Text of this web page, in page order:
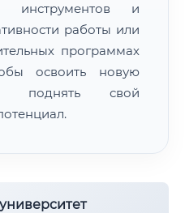
инструментов и
работы или
программах
освоить новую
поднять свой